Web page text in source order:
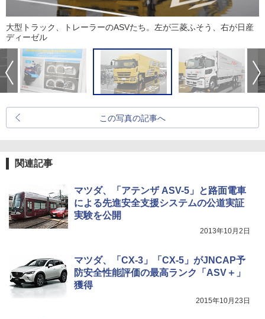
大型トラック、トレーラーのASVたち。左が三菱ふそう、右が日産
ディーゼル
この写真の記事へ
関連記事
マツダ、「アテンザ ASV-5」と路面電車
による先進安全支援システムの公道実証
実験を公開
2013年10月2日
マツダ、「CX-3」「CX-5」がJNCAP予
防安全性能評価の最高ランク「ASV＋」
獲得
2015年10月23日